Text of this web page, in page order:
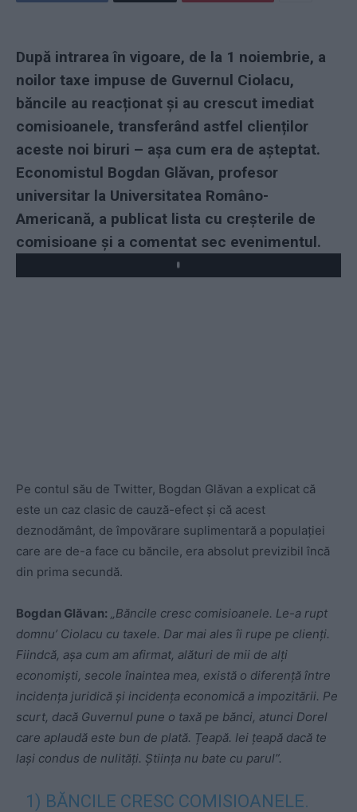
După intrarea în vigoare, de la 1 noiembrie, a
noilor taxe impuse de Guvernul Ciolacu,
băncile au reacționat și au crescut imediat
comisioanele, transferând astfel clienților
aceste noi biruri – așa cum era de așteptat.
Economistul Bogdan Glăvan, profesor
universitar la Universitatea Româno-
Americană, a publicat lista cu creșterile de
comisioane și a comentat sec evenimentul.
Play
Pe contul său de Twitter, Bogdan Glăvan a explicat că
este un caz clasic de cauză-efect și că acest
deznodământ, de împovărare suplimentară a populației
care are de-a face cu băncile, era absolut previzibil încă
din prima secundă.
Bogdan Glăvan: „Băncile cresc comisioanele. Le-a rupt
domnu’ Ciolacu cu taxele. Dar mai ales îi rupe pe clienți.
Fiindcă, așa cum am afirmat, alături de mii de alți
economiști, secole înaintea mea, există o diferență între
incidența juridică și incidența economică a impozitării. Pe
scurt, dacă Guvernul pune o taxă pe bănci, atunci Dorel
care aplaudă este bun de plată. Țeapă. Iei țeapă dacă te
lași condus de nulități. Știința nu bate cu parul”.
1) BĂNCILE CRESC COMISIOANELE.